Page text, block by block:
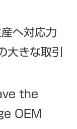
へ対応力
大きな取引
the
OEM